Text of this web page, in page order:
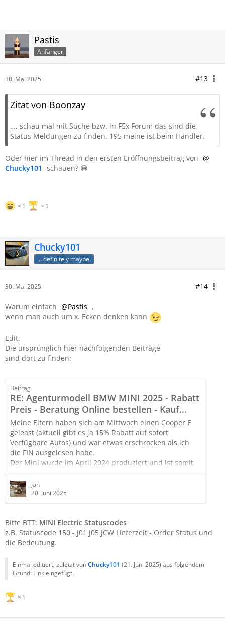
Pastis
Anfänger
30. Mai 2025 #13
Zitat von Boonzay
…, schau mal mit Suche bzw. in F5x Forum das sind die
Status Meldungen zu finden. 195 meine ist beim Händler.
Oder hier im Thread in den ersten Eröffnungsbeitrag von
Chucky101 schauen? 😄
1 1
Chucky101
... definitely maybe.
30. Mai 2025 #14
Warum einfach Pastis ,
wenn man auch um x. Ecken denken kann
Edit:
Die ursprünglich hier nachfolgenden Beiträge
sind dort zu finden:
Beitrag
RE: Agenturmodell BMW MINI 2025 - Rabatt
Preis - Beratung Online bestellen - Kauf
Nachlass J01? #agencymodel #Vertrieb
Meine Eltern haben sich am Mittwoch einen Cooper E
geleast (aktuell gibt es ja 15% Rabatt auf sofort
Verfügbare Autos) und war etwas erschrocken als ich
die FIN ausgelesen habe.
Der Mini wurde im April 2024 produziert und ist somit
älter als meiner welchen ich seit August 2024 fahre.
Scheint ja echt nicht gut zu laufen aktuell für Mini…
Aber wer aktuell einen sucht, hat dafür bis 30.06 die
Jan
20. Juni 2025
Bitte BTT: MINI Electric Statuscodes
z.B. Statuscode 150 - J01 J05 JCW Lieferzeit - Order Status und
die Bedeutung.
Einmal editiert, zuletzt vonChucky101 (21. Juni 2025) aus folgendem
Grund: Link eingefügt.
1